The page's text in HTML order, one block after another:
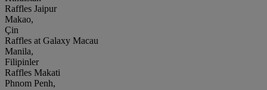
Raffles Jaipur
Makao,
Çin
Raffles at Galaxy Macau
Manila,
Filipinler
Raffles Makati
Phnom Penh,